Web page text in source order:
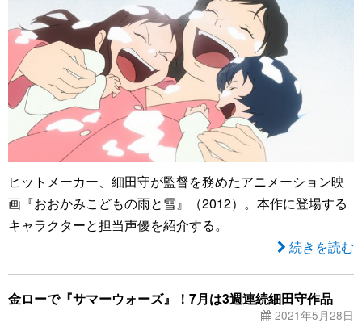
ヒットメーカー、細田守が監督を務めたアニメーション映
画『おおかみこどもの雨と雪』（2012）。本作に登場する
キャラクターと担当声優を紹介する。
続きを読む
金ローで『サマーウォーズ』！7月は3週連続細田守作品
2021年5月28日